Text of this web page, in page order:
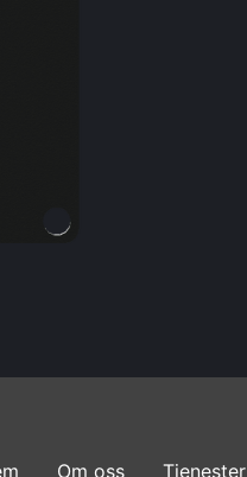
Om oss Tjenester